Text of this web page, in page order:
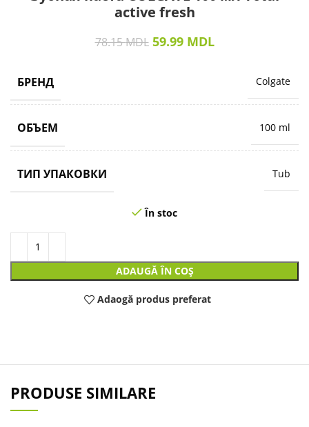
active fresh
78.15MDL 59.99 MDL
БРЕНД Colgate
ОБЪЕМ 100 ml
ТИП УПАКОВКИ Tub
În stoc
ADAUGĂ ÎN COȘ
Adaogă produs preferat
PRODUSE SIMILARE